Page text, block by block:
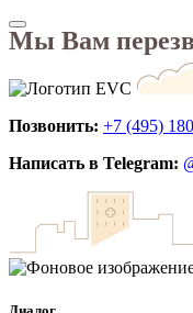
Мы Вам
Позвонить: +7 (495)
Написать в Telegram: